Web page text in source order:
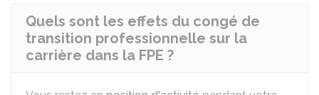
Quels sont les effets du congé de
transition professionnelle sur la
carrière dans la FPE ?